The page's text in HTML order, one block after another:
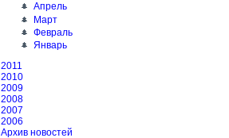
Апрель
Март
Февраль
Январь
2011
2010
2009
2008
2007
2006
Архив новостей